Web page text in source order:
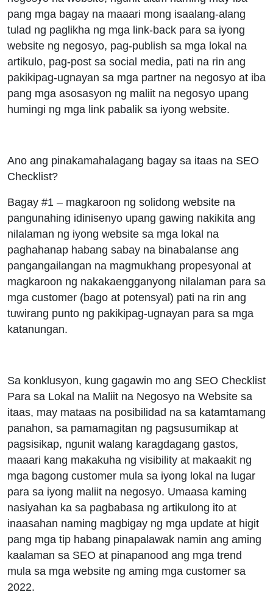
pang mga bagay na maaari mong isaalang-alang
tulad ng paglikha ng mga link-back para sa iyong
website ng negosyo, pag-publish sa mga lokal na
artikulo, pag-post sa social media, pati na rin ang
pakikipag-ugnayan sa mga partner na negosyo at iba
pang mga asosasyon ng maliit na negosyo upang
humingi ng mga link pabalik sa iyong website.
Ano ang pinakamahalagang bagay sa itaas na SEO
Checklist?
Bagay #1 – magkaroon ng solidong website na
pangunahing idinisenyo upang gawing nakikita ang
nilalaman ng iyong website sa mga lokal na
paghahanap habang sabay na binabalanse ang
pangangailangan na magmukhang propesyonal at
magkaroon ng nakakaengganyong nilalaman para sa
mga customer (bago at potensyal) pati na rin ang
tuwirang punto ng pakikipag-ugnayan para sa mga
katanungan.
Sa konklusyon, kung gagawin mo ang SEO Checklist
Para sa Lokal na Maliit na Negosyo na Website sa
itaas, may mataas na posibilidad na sa katamtamang
panahon, sa pamamagitan ng pagsusumikap at
pagsisikap, ngunit walang karagdagang gastos,
maaari kang makakuha ng visibility at makaakit ng
mga bagong customer mula sa iyong lokal na lugar
para sa iyong maliit na negosyo. Umaasa kaming
nasiyahan ka sa pagbabasa ng artikulong ito at
inaasahan naming magbigay ng mga update at higit
pang mga tip habang pinapalawak namin ang aming
kaalaman sa SEO at pinapanood ang mga trend
mula sa mga website ng aming mga customer sa
2022.